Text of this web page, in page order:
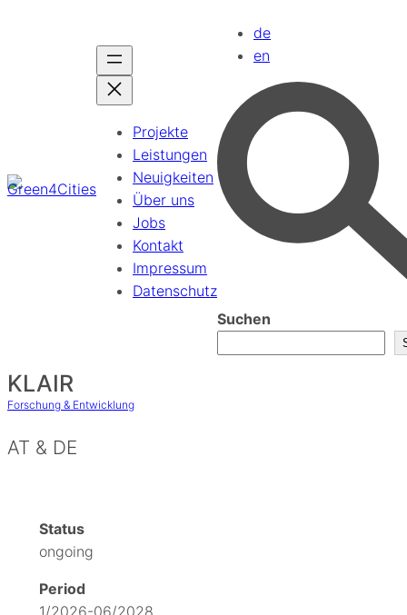
Projekte
Leistungen
Neuigkeiten
Über uns
Jobs
Kontakt
Impressum
Datenschutz
de
en
Suchen
KLAIR
Forschung & Entwicklung
AT & DE
Status
ongoing
Period